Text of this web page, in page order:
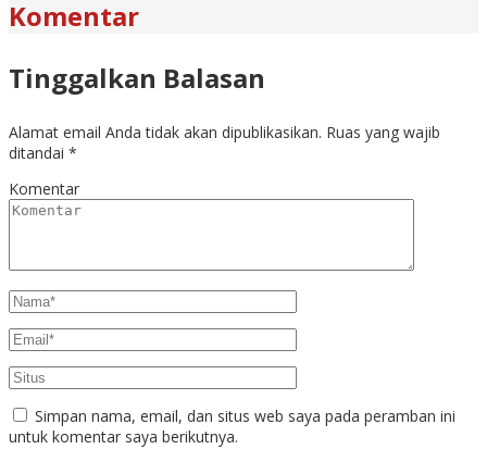
Komentar
Tinggalkan Balasan
Alamat email Anda tidak akan dipublikasikan. Ruas yang wajib
ditandai *
Komentar
Simpan nama, email, dan situs web saya pada peramban ini
untuk komentar saya berikutnya.